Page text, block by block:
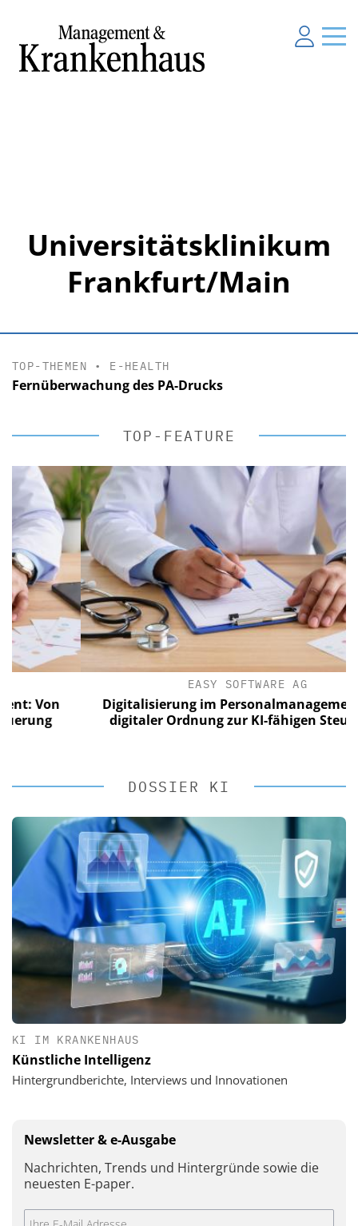
Universitätsklinikum
Frankfurt/Main
TOP-THEMEN • E-HEALTH
Fernüberwachung des PA-Drucks
TOP-FEATURE
EASY SOFTWARE AG
Digitalisierung im Personalmanagement: Von
digitaler Ordnung zur KI-fähigen Steuerung
DOSSIER KI
KI IM KRANKENHAUS
Künstliche Intelligenz
Hintergrundberichte, Interviews und Innovationen
Newsletter & e-Ausgabe
Nachrichten, Trends und Hintergründe sowie die
neuesten E-paper.